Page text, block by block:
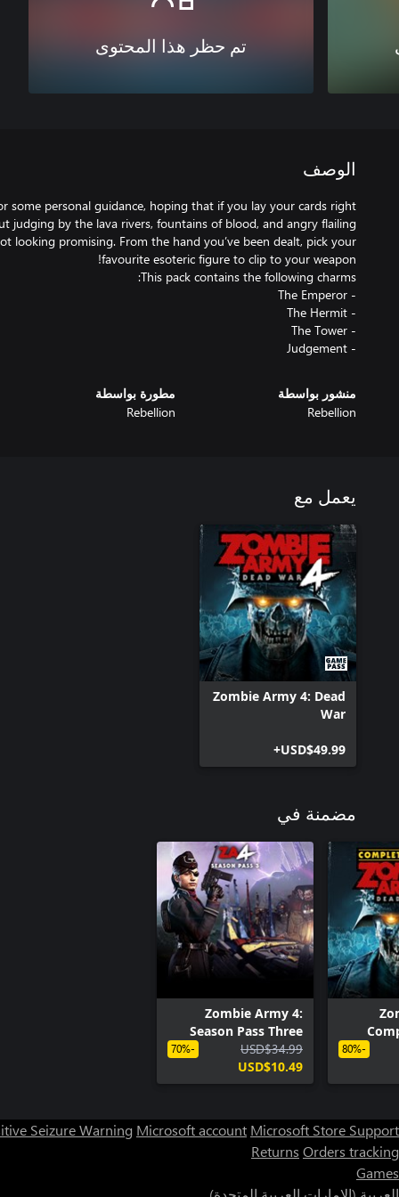
تم حظر هذا المحتوى
الوصف
some personal guidance, hoping that if you lay your cards right
judging by the lava rivers, fountains of blood, and angry flailing
looking promising. From the hand you’ve been dealt, pick your
- Judgement
منشور بواسطة
Rebellion
مطورة بواسطة
Rebellion
يعمل مع
Zombie Army 4: Dead
War
USD$49.99+
مضمنة في
-80%
Zombie Army 4:
Season Pass Three
USD$34.99
USD$10.49
-70%
Seizure Warning Microsoft account Microsoft Store Support
Returns Orders tracking
Games